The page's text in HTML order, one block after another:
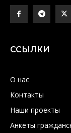
ССЫЛКИ
О нас
Контакты
Наши проекты
Анкеты